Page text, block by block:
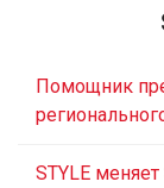
Помощник
STYLE